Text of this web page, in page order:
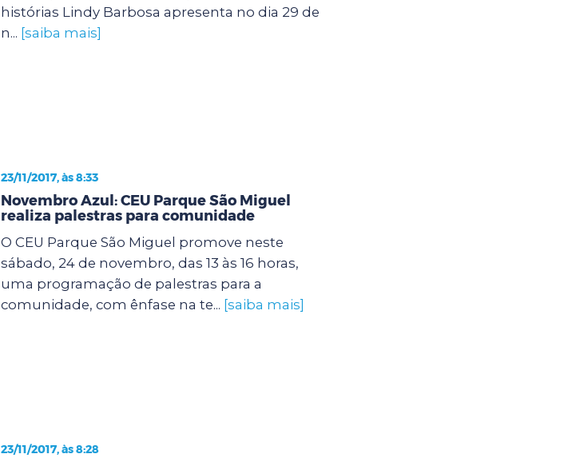
histórias Lindy Barbosa apresenta no dia 29 de
n... [saiba mais]
23/11/2017, às 8:33
Novembro Azul: CEU Parque São Miguel
realiza palestras para comunidade
O CEU Parque São Miguel promove neste
sábado, 24 de novembro, das 13 às 16 horas,
uma programação de palestras para a
comunidade, com ênfase na te... [saiba mais]
23/11/2017, às 8:28